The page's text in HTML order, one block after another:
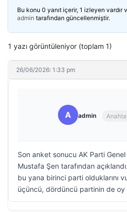
Bu konu 0 yanıt içerir, 1 izleyen vardır
admin tarafından güncellenmiştir.
1 yazı görüntüleniyor (toplam 1)
26/06/2026: 1:33 pm
A admin
Son anket sonucu AK Parti Genel
Mustafa Şen tarafından
bu yana birinci parti olduklarını
üçüncü, dördüncü partinin de oy